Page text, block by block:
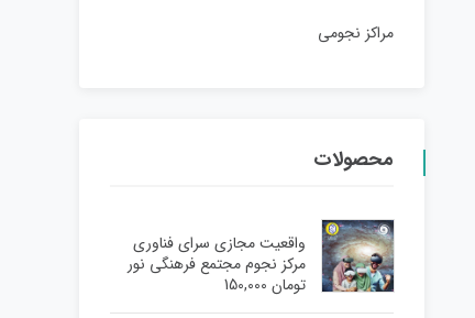
مراکز نجومی
محصولات
واقعیت مجازی سرای فناوری
مرکز نجوم مجتمع فرهنگی نور
تومان